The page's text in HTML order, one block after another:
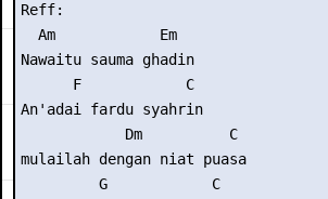
Reff:
  Am            Em
Nawaitu sauma ghadin
      F            C
An'adai fardu syahrin
            Dm          C
mulailah dengan niat puasa
         G            C